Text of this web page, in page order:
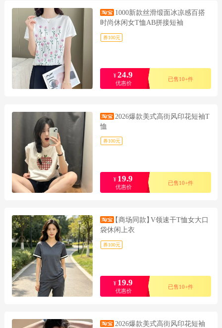
1000新款丝滑缎面冰凉感百搭
时尚休闲女T恤AB拼接短袖
券100元
¥ 24.9
优惠价
已售10+件
2026爆款美式高街风印花短袖T
恤
券100元
¥ 19.9
优惠价
已售10+件
【商场同款】V领速干T恤女大口
袋休闲上衣
券100元
¥ 19.9
优惠价
已售10+件
2026爆款美式高街风印花短袖